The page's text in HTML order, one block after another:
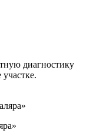
диагностику